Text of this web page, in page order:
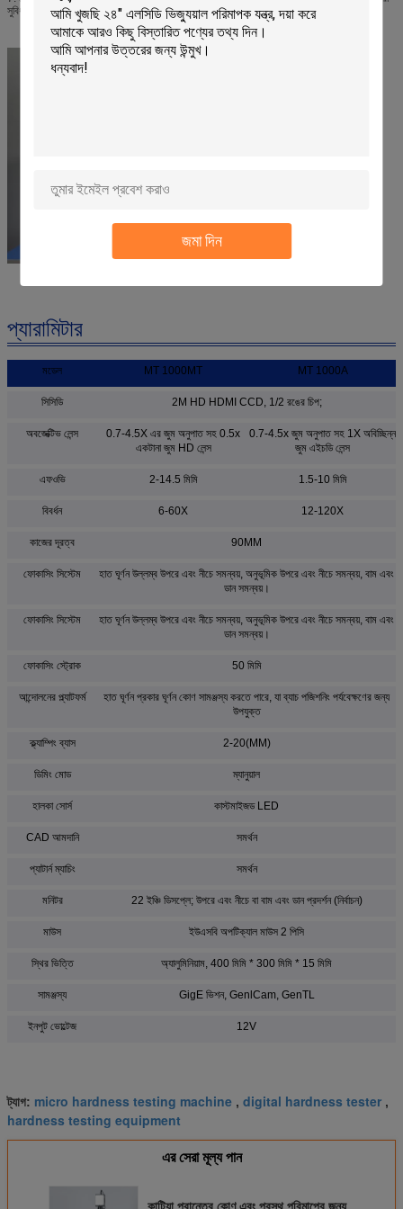
জমা দিন
সুবিধাজনক।
প্যারামিটার
মডেল MT 1000MT MT 1000A
সিসিডি 2M HD HDMI CCD, 1/2 রঙের চিপ;
অবজেক্টিভ লেন্স
0.7-4.5X এর জুম অনুপাত সহ 0.5x
একটানা জুম HD লেন্স
0.7-4.5x জুম অনুপাত সহ 1X অবিচ্ছিন্ন
জুম এইচডি লেন্স
এফওভি 2-14.5 মিমি 1.5-10 মিমি
বিবর্ধন 6-60X 12-120X
কাজের দূরত্ব 90MM
ফোকাসিং সিস্টেম
হাত ঘূর্ণন উল্লম্ব উপরে এবং নীচে সমন্বয়, অনুভূমিক উপরে এবং নীচে সমন্বয়, বাম এবং
ডান সমন্বয়।
ফোকাসিং সিস্টেম
হাত ঘূর্ণন উল্লম্ব উপরে এবং নীচে সমন্বয়, অনুভূমিক উপরে এবং নীচে সমন্বয়, বাম এবং
ডান সমন্বয়।
ফোকাসিং স্ট্রোক 50 মিমি
আন্দোলনের প্ল্যাটফর্ম
হাত ঘূর্ণন প্রকার ঘূর্ণন কোণ সামঞ্জস্য করতে পারে, যা ব্যাচ পজিশনিং পর্যবেক্ষণের জন্য
উপযুক্ত
ক্ল্যাম্পিং ব্যাস 2-20(MM)
ডিমিং মোড ম্যানুয়াল
হালকা সোর্স কাস্টমাইজড LED
CAD আমদানি সমর্থন
প্যাটার্ন ম্যাচিং সমর্থন
মনিটর 22 ইঞ্চি ডিসপ্লে; উপরে এবং নীচে বা বাম এবং ডান প্রদর্শন (নির্বাচন)
মাউস ইউএসবি অপটিক্যাল মাউস 2 পিসি
স্থির ভিত্তি অ্যালুমিনিয়াম, 400 মিমি * 300 মিমি * 15 মিমি
সামঞ্জস্য GigE ভিশন, GenlCam, GenTL
ইনপুট ভোল্টেজ 12V
ট্যাগ: micro hardness testing machine , digital hardness tester ,
hardness testing equipment
এর সেরা মূল্য পান